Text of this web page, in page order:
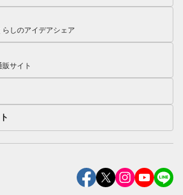
しのアイデアシェア
サイト